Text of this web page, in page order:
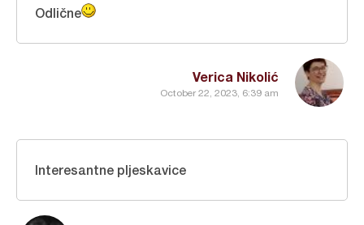
Verica Nikolić
October 22, 2023, 6:39 am
Odlične
Interesantne pljeskavice